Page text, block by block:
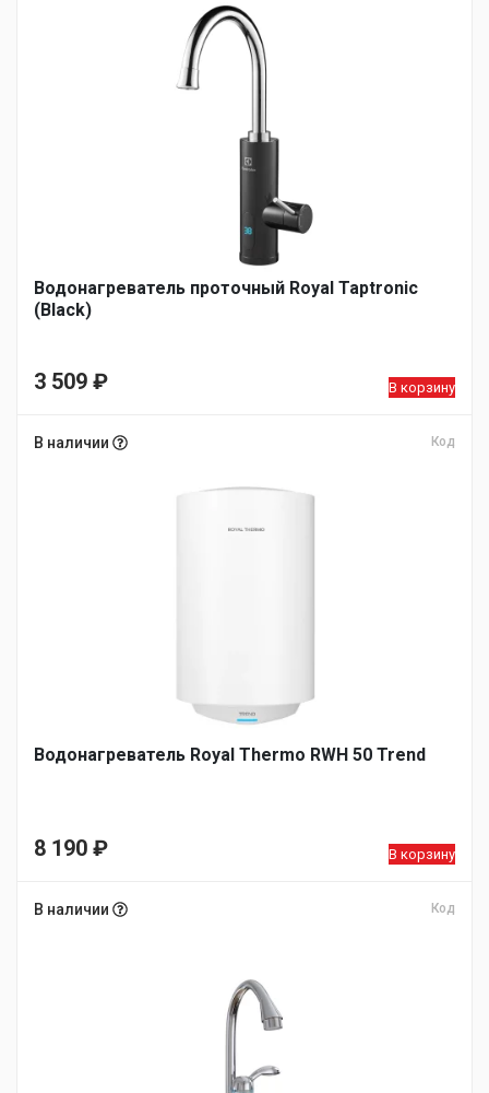
Водонагреватель проточный Royal Taptronic
(Black)
3 509 ₽ В корзину
В наличии Код
Водонагреватель Royal Thermo RWH 50 Trend
8 190 ₽ В корзину
В наличии Код